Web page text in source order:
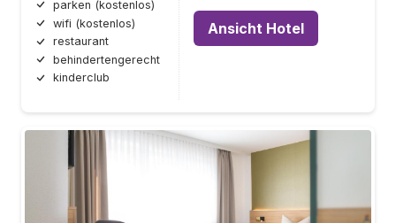
parken (kostenlos)
wifi (kostenlos)
restaurant
behindertengerecht
kinderclub
Ansicht Hotel